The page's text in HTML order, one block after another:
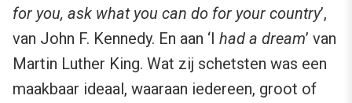
for you, ask what you can do for your country’,
van John F. Kennedy. En aan ‘I had a dream’ van
Martin Luther King. Wat zij schetsten was een
maakbaar ideaal, waaraan iedereen, groot of